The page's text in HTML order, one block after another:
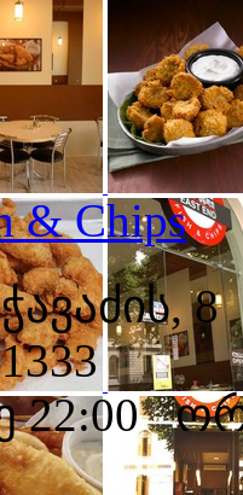
& Chips
8
22:00